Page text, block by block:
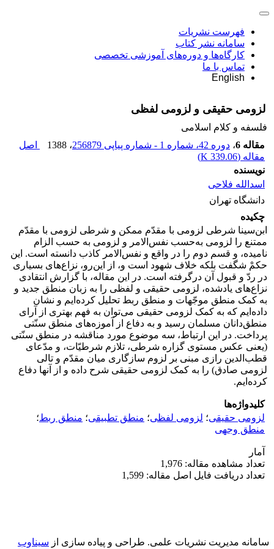
فهرست نشریات
سامانه نشر کتاب
کارگاه‌ها و دوره‌های آموزشی تخصصی
تماس با ما
English
لزومی حقیقی و لزومی لفظی
فلسفه و کلام اسلامی
مقاله 6
، دوره 42، شماره 1 - شماره پیاپی 256879 ، 1388
اصل
مقاله (339.06 K
)
نویسنده
اسدالله فلاحی
دانشگاه تهران
چکیده
ابن‌سینا شرطی لزومی با مقدّم ممکن و شرطی لزومی با مقدّم
ممتنع را لزومی به‌حسب نفس‌الامر و لزومی به حسب الزام
نامیده، و قسم دوم را در واقع و نفس‌الامر کاذب دانسته است. این
حکمْ شگفت بلکه خلاف شهود است و، از این‌رو، نزاع‌های بسیاری
در ردّ و قبول آن درگرفته است. در این مقاله، با گزارش انتقادی
نزاع‌های یادشده، لزومی حقیقی و لفظی را به زبان منطق جدید و
به کمک منطق موجّهات و منطق ربط تحلیل کرده‌ایم و نشان
داده‌ایم که به کمک لزومی حقیقی می‌توان به فهم بهتری از آرای
منطق‌دانان مسلمان رسید و به دفاع از آموزه‌های منطق سنّتی
پرداخت. در این ارتباط، سه موضوع مورد مناقشه در منطق سنّتی
(یعنی عکس مستوی گزاره شرطی، تلازم شرطیّات، و مدّعای
قطب‌الدین رازی مبنی بر لزوم سازگاری میان مقدّم و تالی
لزومی صادق) را به کمک لزومی حقیقی شرح داده و از آنها دفاع
کرده‌ایم.
کلیدواژه‌ها
لزومی حقیقی؛ لزومی لفظی؛ منطق تطبیقی؛ منطق ربط؛
منطق وجهی
آمار
تعداد مشاهده مقاله: 1,976
تعداد دریافت فایل اصل مقاله: 1,599
سامانه مدیریت نشریات علمی. طراحی و پیاده سازی از سیناوب